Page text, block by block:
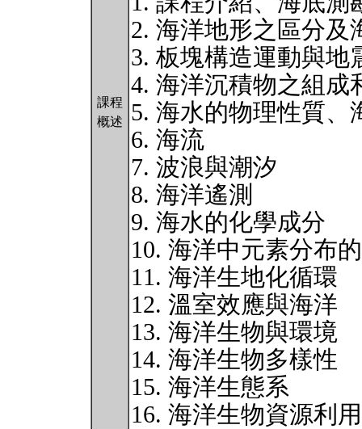
課程
概述
2. 海洋地形之區分及
3. 板塊構造運動與地
4. 海洋沉積物之組成
5. 海水的物理性質、
6. 海流
7. 波浪與潮汐
8. 海洋遙測
9. 海水的化學成分
10. 海洋中元素分布
11. 海洋生地化循環
12. 溫室效應與海洋
13. 海洋生物與環境
14. 海洋生物多樣性
15. 海洋生態系
16. 海洋生物資源利